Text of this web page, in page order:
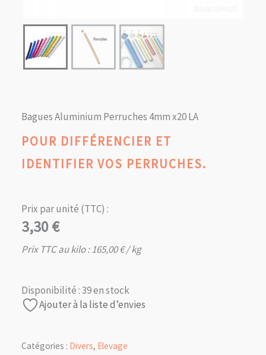
Bagues Aluminium Perruches 4mm x20 LA
POUR DIFFÉRENCIER ET
IDENTIFIER VOS PERRUCHES.
Prix par unité (TTC) :
3,30€
Prix TTC au kilo :165,00€/ kg
Disponibilité :39 en stock
Ajouter à la liste d’envies
Catégories : Divers, Elevage